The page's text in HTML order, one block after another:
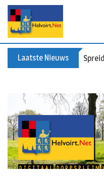
Laatste Nieuws